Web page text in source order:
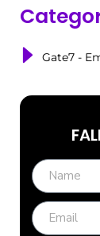
Gate7 -